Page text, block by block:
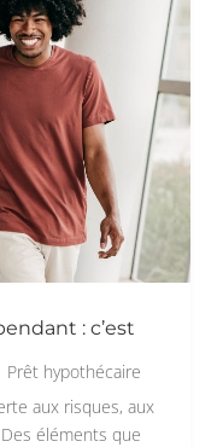
: c’est
Prêt hypothécaire
aux risques, aux
éléments que